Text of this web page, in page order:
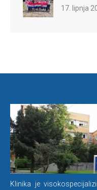
17. lipnja
Klinika je